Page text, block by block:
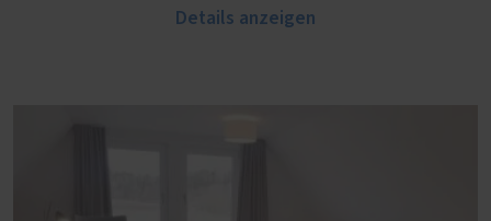
Details anzeigen